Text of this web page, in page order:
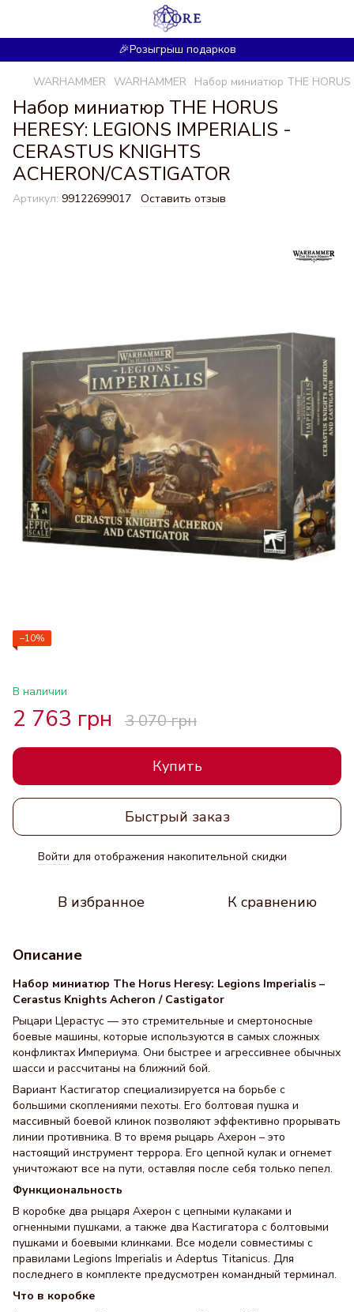
🎉Розыгрыш подарков
WARHAMMER WARHAMMER Набор миниатюр THE HORUS
Набор миниатюр THE HORUS
HERESY: LEGIONS IMPERIALIS -
CERASTUS KNIGHTS
ACHERON/CASTIGATOR
Артикул: 99122699017 Оставить отзыв
−10%
В наличии
2 763 грн 3 070 грн
Купить
Быстрый заказ
Войти для отображения накопительной скидки
В избранное К сравнению
Описание
Набор миниатюр The Horus Heresy: Legions Imperialis –
Cerastus Knights Acheron / Castigator
Рыцари Церастус — это стремительные и смертоносные
боевые машины, которые используются в самых сложных
конфликтах Империума. Они быстрее и агрессивнее обычных
шасси и рассчитаны на ближний бой.
Вариант Кастигатор специализируется на борьбе с
большими скоплениями пехоты. Его болтовая пушка и
массивный боевой клинок позволяют эффективно прорывать
линии противника. В то время рыцарь Ахерон – это
настоящий инструмент террора. Его цепной кулак и огнемет
уничтожают все на пути, оставляя после себя только пепел.
Функциональность
В коробке два рыцаря Ахерон с цепными кулаками и
огненными пушками, а также два Кастигатора с болтовыми
пушками и боевыми клинками. Все модели совместимы с
правилами Legions Imperialis и Adeptus Titanicus. Для
последнего в комплекте предусмотрен командный терминал.
Что в коробке